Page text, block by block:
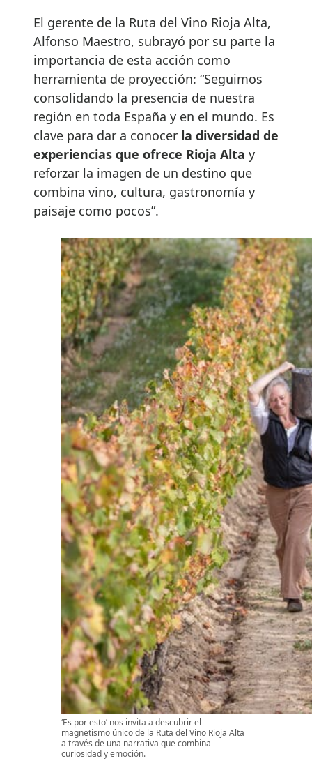
El gerente de la Ruta del Vino Rioja Alta,
Alfonso Maestro, subrayó por su parte la
importancia de esta acción como
herramienta de proyección: “Seguimos
consolidando la presencia de nuestra
región en toda España y en el mundo. Es
clave para dar a conocer la diversidad de
experiencias que ofrece Rioja Alta y
reforzar la imagen de un destino que
combina vino, cultura, gastronomía y
paisaje como pocos”.
‘Es por esto’ nos invita a descubrir el
magnetismo único de la Ruta del Vino Rioja Alta
a través de una narrativa que combina
curiosidad y emoción.